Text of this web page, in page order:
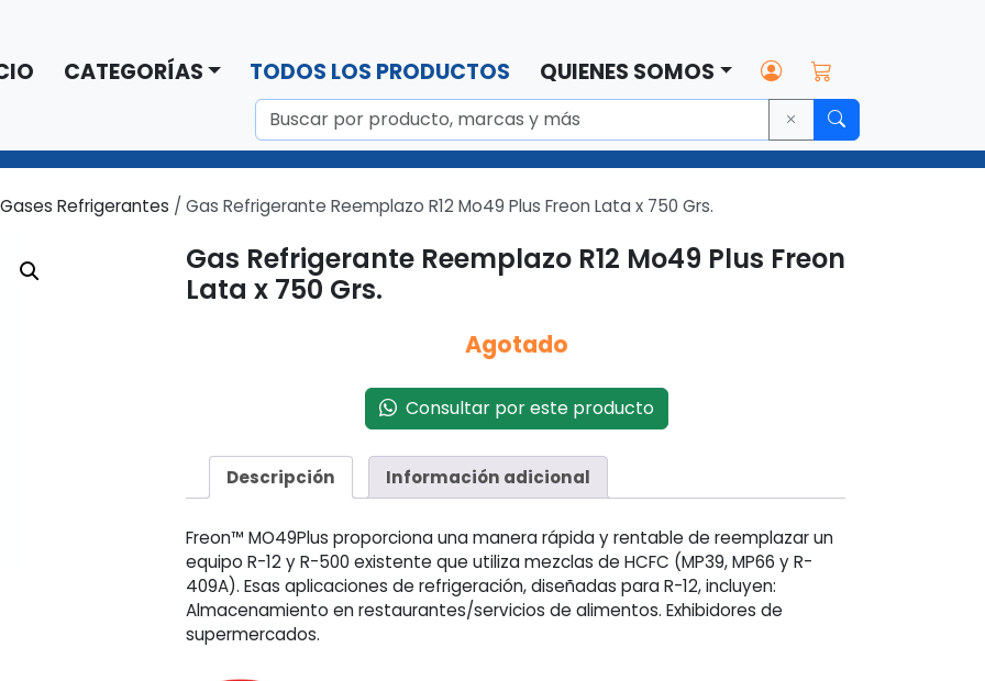
CATEGORÍAS TODOS LOS PRODUCTOS QUIENES SOMOS
Gases Refrigerantes / Gas Refrigerante Reemplazo R12 Mo49 Plus Freon Lata x 750 Grs.
Gas Refrigerante Reemplazo R12 Mo49 Plus Freon
Lata x 750 Grs.
Agotado
Consultar por este producto
Descripción Información adicional
Freon™ MO49Plus proporciona una manera rápida y rentable de reemplazar un
equipo R-12 y R-500 existente que utiliza mezclas de HCFC (MP39, MP66 y R-
409A). Esas aplicaciones de refrigeración, diseñadas para R-12, incluyen:
Almacenamiento en restaurantes/servicios de alimentos. Exhibidores de
supermercados.